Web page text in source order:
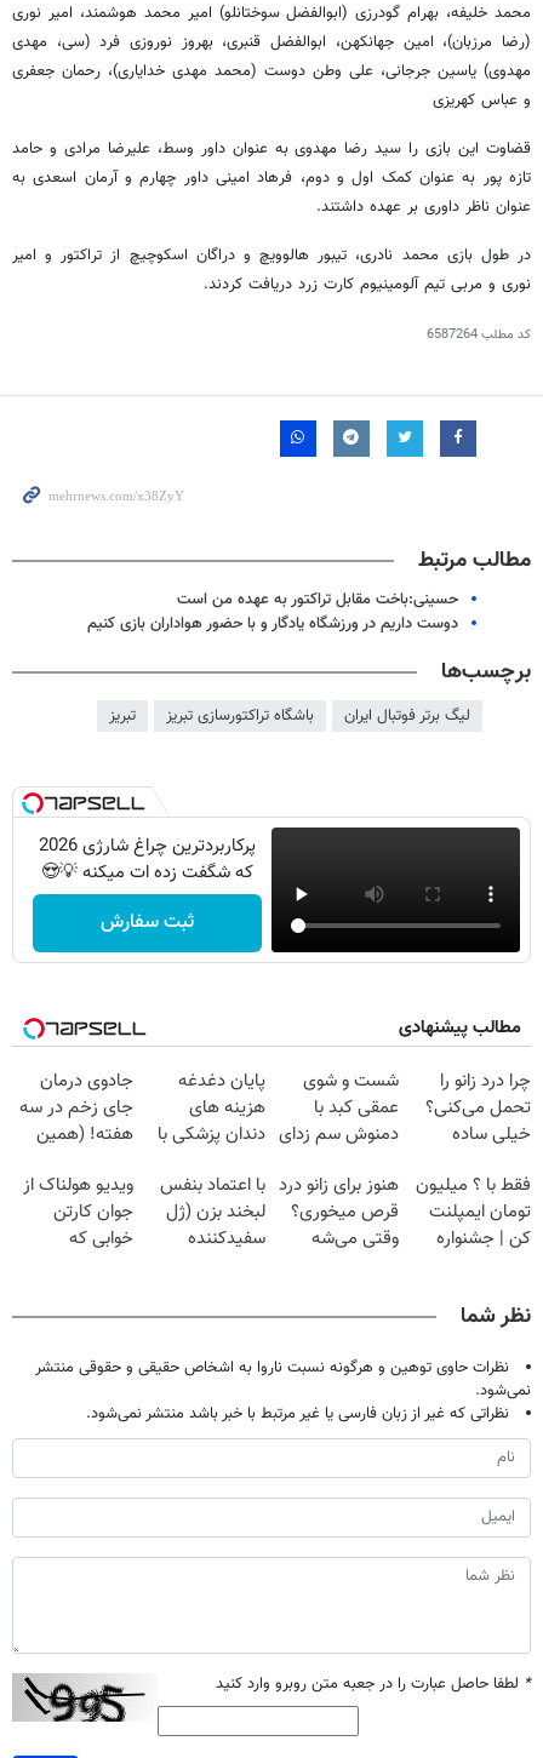
محمد خلیفه، بهرامگودرزی (ابوالفضل سوختانلو) امیر محمد هوشمند، امیر نوری
(رضا مرزبان)، امین جهانکهن، ابوالفضل قنبری، بهروز نوروزی فرد (سی، مهدی
مهدوی) یاسین جرجانی، علی وطن دوست (محمد مهدی خدایاری)، رحمان جعفری
و عباس کهریزی
قضاوت این بازی را سید رضا مهدوی به عنوان داور وسط، علیرضا مرادی و حامد
تازه پور به عنوان کمک اول و دوم، فرهاد امینی داور چهارم و آرمان اسعدی به
عنوان ناظر داوری بر عهده داشتند.
در طول بازی محمد نادری، تیبور هالوویچ و دراگان اسکوچیچ از تراکتور و امیر
نوری و مربی تیم آلومینیوم کارت زرد دریافت کردند.
کد مطلب6587264
مطالب مرتبط
حسینی:باخت مقابل تراکتور به عهده من است
دوست داریم در ورزشگاه یادگار و با حضور هواداران بازی کنیم
برچسب‌ها
لیگ برتر فوتبال ایران باشگاه تراکتورسازی تبریز تبریز
پرکاربردترین چراغ شارژی 2026
که شگفت زده ات میکنه 💡😍
ثبت سفارش
مطالب پیشنهادی
چرا درد زانو را
تحمل می‌کنی؟
خیلی ساده
کن
شست و شوی
عمقی کبد با
دمنوش سم زدای
پایان دغدغه
هزینه های
دندان پزشکی با
خانگی
جادوی درمان
جای زخم در سه
هفته! (همین
صحبت کنید)
فقط با ؟ میلیون
تومان ایمپلنت
کن | جشنواره
هنوز برای زانو درد
قرص میخوری؟
وقتی می‌شه
با اعتماد بنفس
لبخند بزن (ژل
سفیدکننده
ویدیو هولناک از
جوان کارتن
خوابی که
نظر شما
نظرات حاوی توهین و هرگونه نسبت ناروا به اشخاص حقیقی و حقوقی منتشر
نمی‌شود.
نظراتی که غیر از زبان فارسی یا غیر مرتبط با خبر باشد منتشر نمی‌شود.
* لطفا حاصل عبارت را در جعبه متن روبرو وارد کنید